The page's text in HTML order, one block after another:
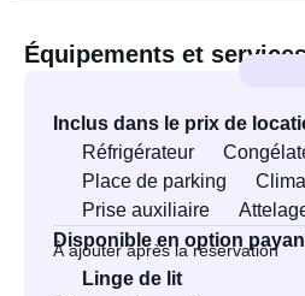
Équipements et
Inclus dans le prix de
Réfrigérateur
Place de parking
Prise auxiliaire
Disponible en option
À ajouter après la réservation
Linge de lit